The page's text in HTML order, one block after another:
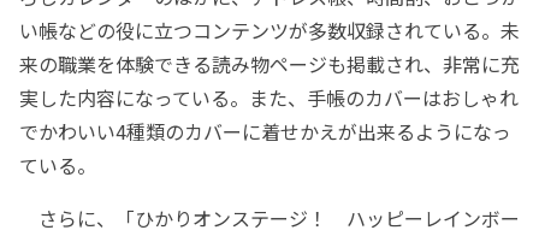
い帳などの役に立つコンテンツが多数収録されている。未
来の職業を体験できる読み物ページも掲載され、非常に充
実した内容になっている。また、手帳のカバーはおしゃれ
でかわいい4種類のカバーに着せかえが出来るようになっ
ている。
さらに、「ひかりオンステージ！ ハッピーレインボー